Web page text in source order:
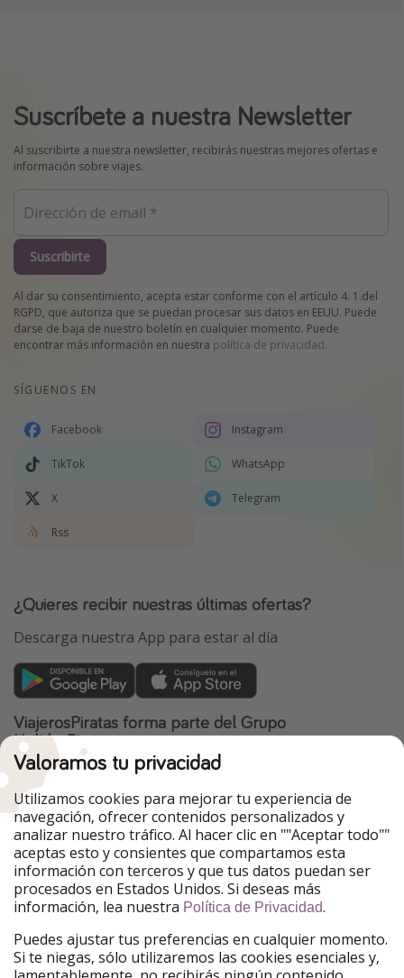
Suscríbete a nuestra Newsletter
Al suscribirte a nuestra newsletter, recibirás nuestras mejores ofertas e
información sobre viajes.
Suscribirte
Al dar su consentimiento, acepta estar conforme con el artículo 4. 1.del
RGPD, que autoriza que se puedan procesar sus datos en EEUU. Puede
darse de baja de nuestro boletín en cualquier momento. Puede
encontrar más información en nuestra política de privacidad.
SÍGUENOS EN
Facebook Instagram
TikTok WhatsApp
X Telegram
Rss
¿Quieres recibir nuestras últimas ofertas?
Descarga nuestra App para estar al día
ViajerosPiratas forma parte del Grupo
HolidayPirates
Nuestros mercados
PiratinViaggio
HolidayPirates
VakantiePiraten
WakacyjniPiraci
VoyagesPirates
Ferienpiraten
Urlaubspiraten
Urlaubspiraten
TravelPirates
Nuestro grupo
HolidayPirates Group
Conócenos mejor Información legal
Valoramos tu privacidad
Utilizamos cookies para mejorar tu experiencia de
navegación, ofrecer contenidos personalizados y
analizar nuestro tráfico. Al hacer clic en ""Aceptar todo""
aceptas esto y consientes que compartamos esta
información con terceros y que tus datos puedan ser
procesados en Estados Unidos. Si deseas más
información, lea nuestra Política de Privacidad.
Puedes ajustar tus preferencias en cualquier momento.
Si te niegas, sólo utilizaremos las cookies esenciales y,